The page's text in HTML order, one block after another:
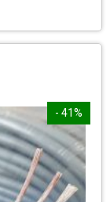
- 41%